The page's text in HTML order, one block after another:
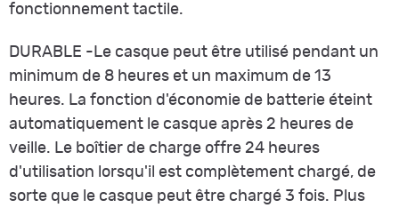
fonctionnement tactile.
DURABLE -Le casque peut être utilisé pendant un
minimum de 8 heures et un maximum de 13
heures. La fonction d'économie de batterie éteint
automatiquement le casque après 2 heures de
veille. Le boîtier de charge offre 24 heures
d'utilisation lorsqu'il est complètement chargé, de
sorte que le casque peut être chargé 3 fois. Plus